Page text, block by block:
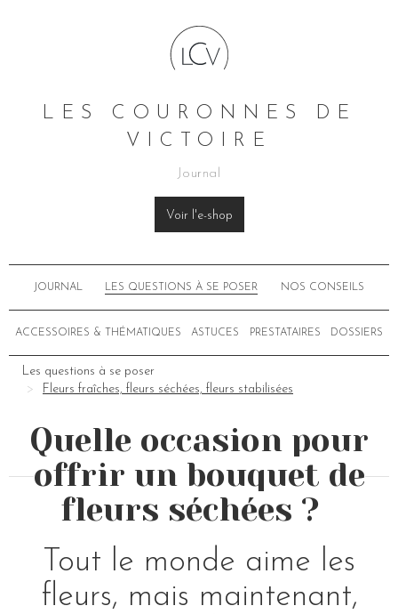
LES COURONNES DE
VICTOIRE
Journal
Voir l'e-shop
JOURNAL LES QUESTIONS À SE POSER NOS CONSEILS
ACCESSOIRES & THÉMATIQUES ASTUCES PRESTATAIRES DOSSIERS
Les questions à se poser
Fleurs fraîches, fleurs séchées, fleurs stabilisées
Quelle occasion pour
offrir un bouquet de
fleurs séchées ?
Tout le monde aime les
fleurs, mais maintenant,